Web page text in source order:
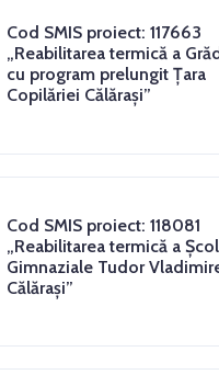
Cod SMIS proiect: 117663
„Reabilitarea termică a
cu program prelungit Țara
Copilăriei Călărași”
Cod SMIS proiect: 118081
„Reabilitarea termică a
Gimnaziale Tudor
Călărași”